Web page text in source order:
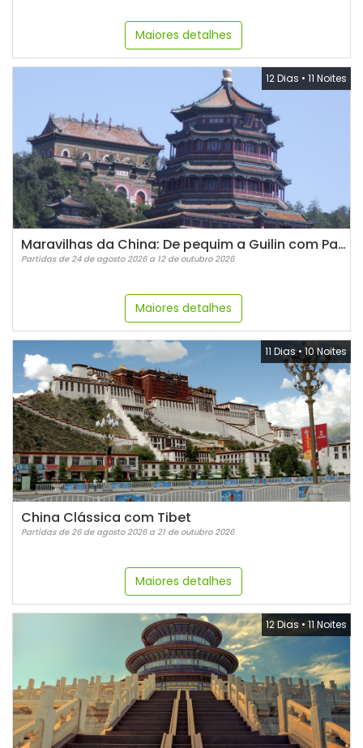
Maiores detalhes
12 Dias • 11 Noites
Maravilhas da China: De pequim a Guilin com Pandas
Partidas de 24 de agosto 2026 a 12 de outubro 2026
Maiores detalhes
11 Dias • 10 Noites
China Clássica com Tibet
Partidas de 26 de agosto 2026 a 21 de outubro 2026
Maiores detalhes
12 Dias •11 Noites